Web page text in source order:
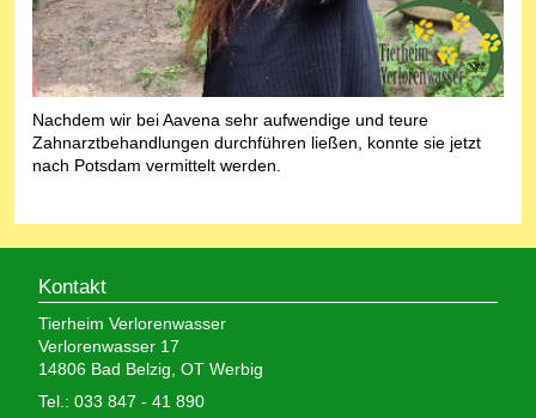
Nachdem wir bei Aavena sehr aufwendige und teure
Zahnarztbehandlungen durchführen ließen, konnte sie jetzt
nach Potsdam vermittelt werden.
Kontakt
Tierheim Verlorenwasser
Verlorenwasser 17
14806 Bad Belzig, OT Werbig
Tel.: 033 847 - 41 890